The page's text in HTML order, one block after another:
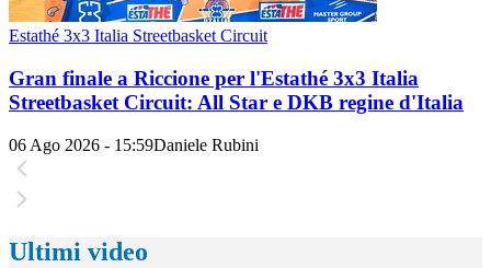
Estathé 3x3 Italia Streetbasket Circuit
Gran finale a Riccione per l'Estathé 3x3 Italia
Streetbasket Circuit: All Star e DKB regine d'Italia
06 Ago 2026 - 15:59Daniele Rubini
Ultimi video